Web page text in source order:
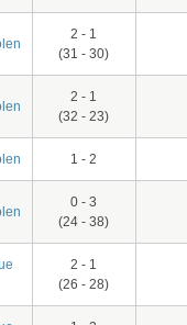
2 - 1
(31 - 30)
2 - 1
(32 - 23)
1 - 2
0 - 3
(24 - 38)
2 - 1
(26 - 28)